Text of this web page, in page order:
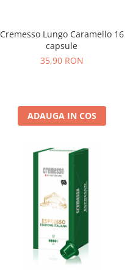
Cremesso Lungo Caramello 16
capsule
35,90 RON
ADAUGA IN COS